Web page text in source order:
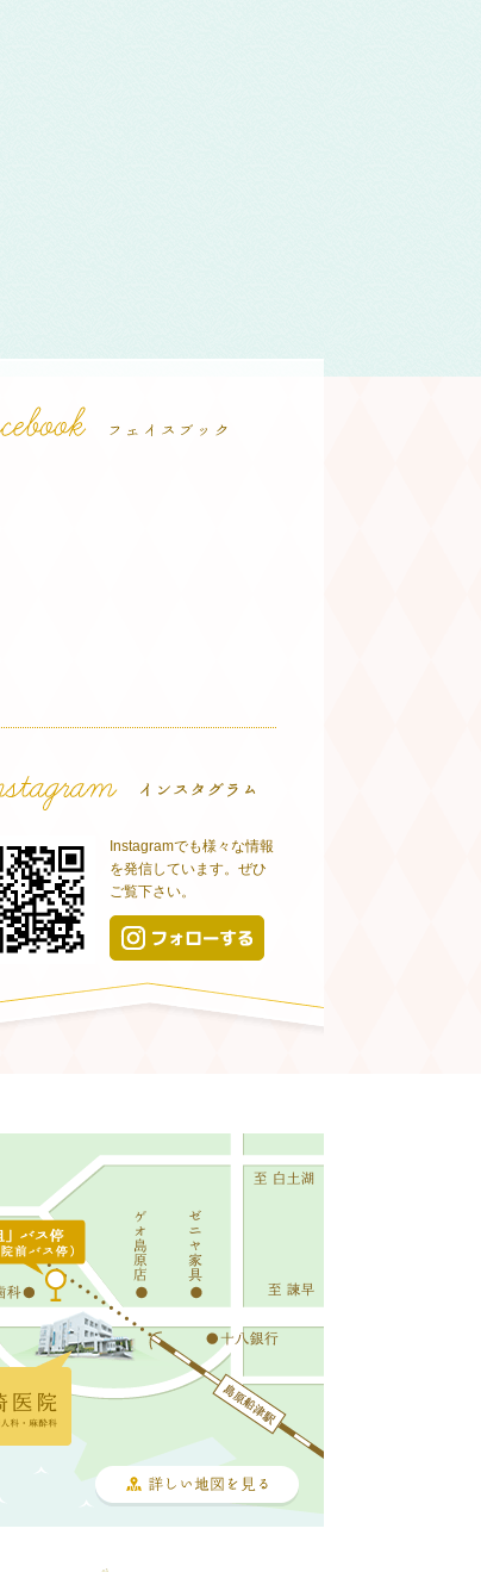
Instagramでも様々な情報
を発信しています。ぜひ
ご覧下さい。